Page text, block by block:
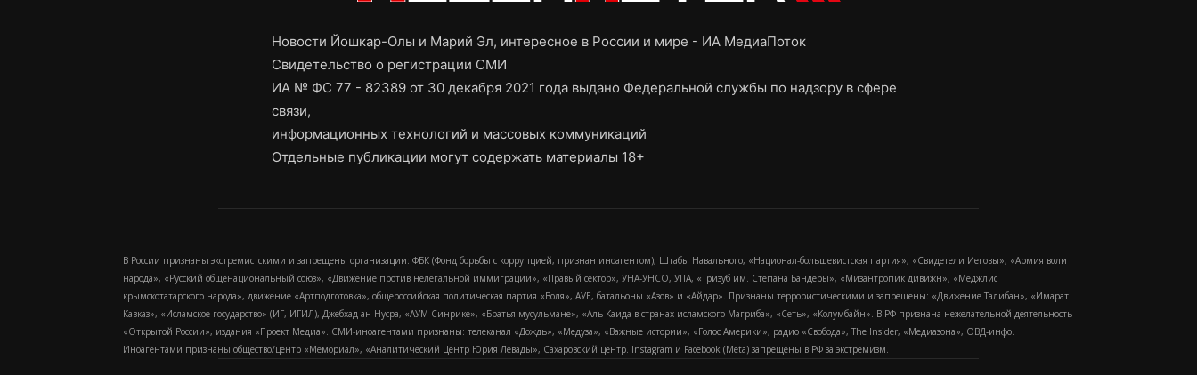
Новости Йошкар-Олы и Марий Эл, интересное в России и мире - ИА МедиаПоток
Свидетельство о регистрации СМИ
ИА № ФС 77 - 82389 от 30 декабря 2021 года выдано Федеральной службы по надзору в сфере
связи,
информационных технологий и массовых коммуникаций
Отдельные публикации могут содержать материалы 18+
В России признаны экстремистскими и запрещены организации: ФБК (Фонд борьбы с коррупцией, признан иноагентом), Штабы Навального, «Национал-большевистская партия», «Свидетели Иеговы», «Армия воли
народа», «Русский общенациональный союз», «Движение против нелегальной иммиграции», «Правый сектор», УНА-УНСО, УПА, «Тризуб им. Степана Бандеры», «Мизантропик дивижн», «Меджлис
крымскотатарского народа», движение «Артподготовка», общероссийская политическая партия «Воля», АУЕ, батальоны «Азов» и «Айдар». Признаны террористическими и запрещены: «Движение Талибан», «Имарат
Кавказ», «Исламское государство» (ИГ, ИГИЛ), Джебхад-ан-Нусра, «АУМ Синрике», «Братья-мусульмане», «Аль-Каида в странах исламского Магриба», «Сеть», «Колумбайн». В РФ признана нежелательной деятельность
«Открытой России», издания «Проект Медиа». СМИ-иноагентами признаны: телеканал «Дождь», «Медуза», «Важные истории», «Голос Америки», радио «Свобода», The Insider, «Медиазона», ОВД-инфо.
Иноагентами признаны общество/центр «Мемориал», «Аналитический Центр Юрия Левады», Сахаровский центр. Instagram и Facebook (Metа) запрещены в РФ за экстремизм.